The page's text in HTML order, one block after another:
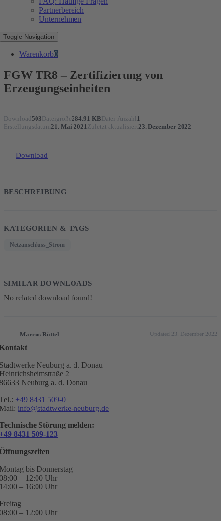
Partnerbereich
Unternehmen
Toggle Navigation
Warenkorb0
FGW TR8 – Zertifizierung von
Erzeugungseinheiten
Download503Dateigröße284.91 KBDatei-Anzahl 1
Erstellungsdatum21. Mai 2021 Zuletzt aktualisiert 23. Dezember 2022
Download
BESCHREIBUNG
KATEGORIEN & TAGS
Netzanschluss_Strom
SIMILAR DOWNLOADS
No related download found!
Marcus Röttel Updated 23. Dezember 2022
Kontakt
Stadtwerke Neuburg a. d. Donau
Heinrichsheimstraße 2
86633 Neuburg a. d. Donau
Tel.: +49 8431 509-0
Mail: info@stadtwerke-neuburg.de
Technische Störung melden:
+49 8431 509-123
Öffnungszeiten
Montag bis Donnerstag
08:00 – 12:00 Uhr
14:00 – 16:00 Uhr
Freitag
08:00 – 12:00 Uhr